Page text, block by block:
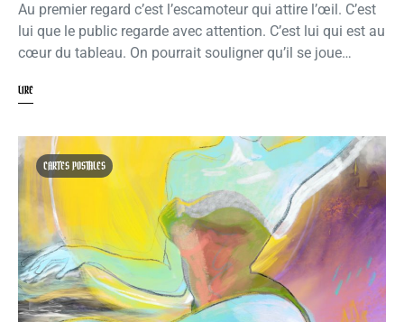
Au premier regard c’est l’escamoteur qui attire l’œil. C’est
lui que le public regarde avec attention. C’est lui qui est au
cœur du tableau. On pourrait souligner qu’il se joue…
LIRE
CARTES POSTALES